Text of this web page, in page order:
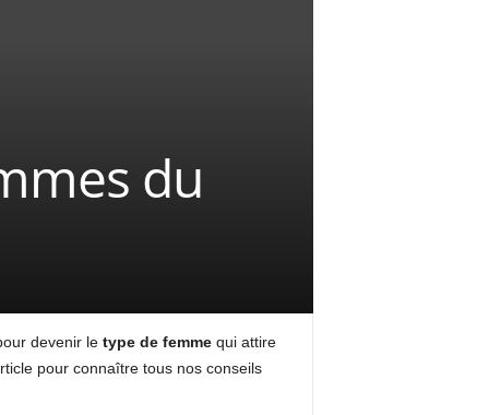
du
devenir le type de femmequi attire
pour connaître tous nos conseils